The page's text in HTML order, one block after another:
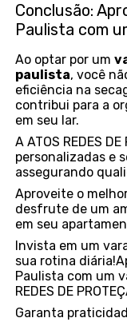
Conclusão:
Paulista com
Ao optar por um
paulista, você
eficiência na
contribui para a
em seu lar.
A ATOS REDES
personalizadas e
assegurando
Aproveite o
desfrute de um
em seu
Invista em um
sua rotina
Paulista com um
REDES DE
Garanta